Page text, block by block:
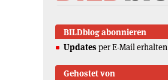
BILDblog abonnieren
Updates per E-Mail erhalten
Gehostet von